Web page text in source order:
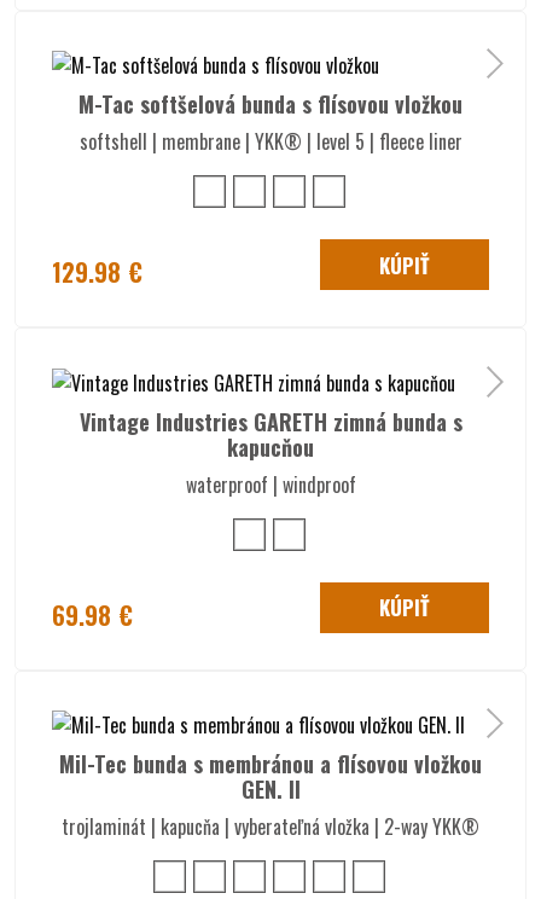
M-Tac softšelová bunda s flísovou vložkou
softshell | membrane | YKK® | level 5 | fleece liner
129.98 € KÚPIŤ
Vintage Industries GARETH zimná bunda s
kapucňou
waterproof | windproof
69.98 € KÚPIŤ
Mil-Tec bunda s membránou a flísovou vložkou
GEN. II
trojlaminát | kapucňa | vyberateľná vložka | 2-way YKK®